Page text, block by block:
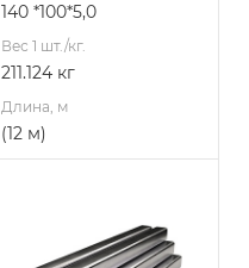
140 *100*5,0
Вес 1 шт./кг.
211.124 кг
Длина, м
(12 м)